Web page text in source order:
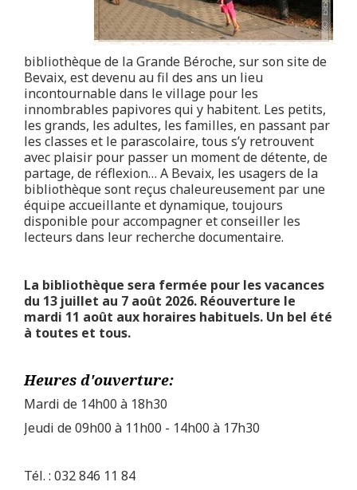
Toggle submenu
bibliothèque de la Grande Béroche, sur son site de
Bevaix, est devenu au fil des ans un lieu
incontournable dans le village pour les
innombrables papivores qui y habitent. Les petits,
les grands, les adultes, les familles, en passant par
les classes et le parascolaire, tous s’y retrouvent
avec plaisir pour passer un moment de détente, de
partage, de réflexion… A Bevaix, les usagers de la
bibliothèque sont reçus chaleureusement par une
équipe accueillante et dynamique, toujours
disponible pour accompagner et conseiller les
lecteurs dans leur recherche documentaire.
La bibliothèque sera fermée pour les vacances
du 13 juillet au 7 août 2026. Réouverture le
mardi 11 août aux horaires habituels. Un bel été
à toutes et tous.
Heures d'ouverture:
Mardi de 14h00 à 18h30
Jeudi de 09h00 à 11h00 - 14h00 à 17h30
Tél. : 032 846 11 84